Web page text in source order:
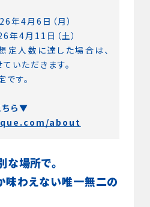
年4月6日（月）
年4月11日（土）
人数に達した場合は、
いただきます。
す。
ちら▼
about
な場所で。
わえない唯一無二の